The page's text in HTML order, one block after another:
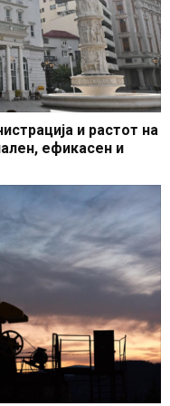
и растот на
ефикасен и